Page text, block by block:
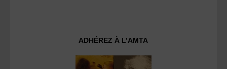
ADHÉREZ À L’AMTA